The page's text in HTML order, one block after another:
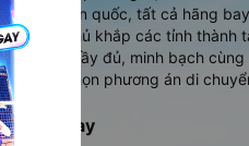
toàn quốc, tất cả hãng
du lịch phủ khắp các tỉnh thành
thông tin đầy đủ, minh bạch
và lựa chọn phương án di
ngay